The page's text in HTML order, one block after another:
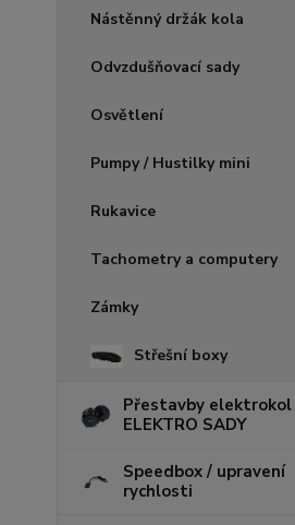
Nástěnný držák kola
Odvzdušňovací sady
Osvětlení
Pumpy / Hustilky mini
Rukavice
Tachometry a computery
Zámky
Střešní boxy
Přestavby elektrokol
ELEKTRO SADY
Speedbox / upravení
rychlosti